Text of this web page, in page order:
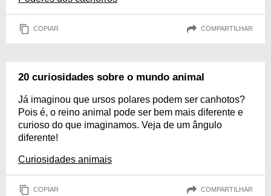
COPIAR COMPARTILHAR
20 curiosidades sobre o mundo animal
Já imaginou que ursos polares podem ser canhotos?
Pois é, o reino animal pode ser bem mais diferente e
curioso do que imaginamos. Veja de um ângulo
diferente!
Curiosidades animais
COPIAR COMPARTILHAR